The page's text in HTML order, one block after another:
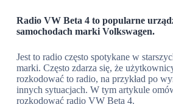
Radio VW Beta 4 to popularne
samochodach marki Volkswagen.
Jest to radio często spotykane w
marki. Często zdarza się, że
rozkodować to radio, na przykład po
innych sytuacjach. W tym artykule
rozkodować radio VW Beta 4.